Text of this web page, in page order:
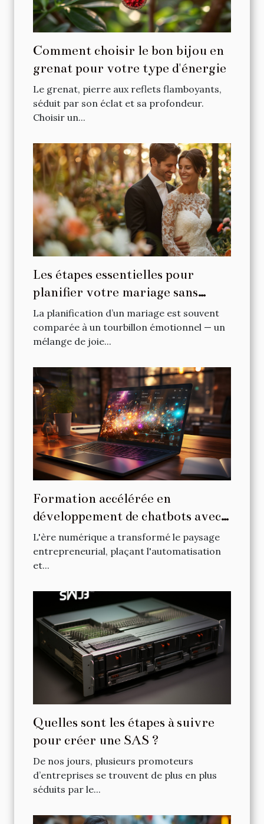
Comment choisir le bon bijou en
grenat pour votre type d'énergie
Le grenat, pierre aux reflets flamboyants,
séduit par son éclat et sa profondeur.
Choisir un...
Les étapes essentielles pour
planifier votre mariage sans
stress
La planification d’un mariage est souvent
comparée à un tourbillon émotionnel — un
mélange de joie...
Formation accélérée en
développement de chatbots avec
ChatGPT pour les entrepreneurs
L'ère numérique a transformé le paysage
entrepreneurial, plaçant l'automatisation
et...
Quelles sont les étapes à suivre
pour créer une SAS ?
De nos jours, plusieurs promoteurs
d’entreprises se trouvent de plus en plus
séduits par le...